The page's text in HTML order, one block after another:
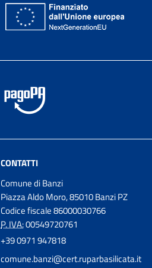
CONTATTI
Comune di Banzi
Piazza Aldo Moro, 85010 Banzi PZ
Codice fiscale 86000030766
P. IVA:00549720761
+39 0971 947818
comune.banzi@cert.ruparbasilicata.it